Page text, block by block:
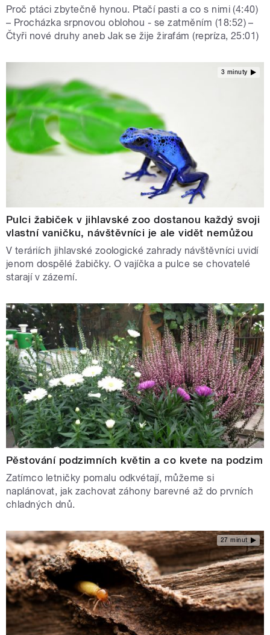
Proč ptáci zbytečně hynou. Ptačí pasti a co s nimi (4:40)
– Procházka srpnovou oblohou - se zatměním (18:52) –
Čtyři nové druhy aneb Jak se žije žirafám (repríza, 25:01)
3 minuty
Pulci žabiček v jihlavské zoo dostanou každý svoji
vlastní vaničku, návštěvníci je ale vidět nemůžou
V teráriích jihlavské zoologické zahrady návštěvníci uvidí
jenom dospělé žabičky. O vajíčka a pulce se chovatelé
starají v zázemí.
Pěstování podzimních květin a co kvete na podzim
Zatímco letničky pomalu odkvétají, můžeme si
naplánovat, jak zachovat záhony barevné až do prvních
chladných dnů.
27 minut